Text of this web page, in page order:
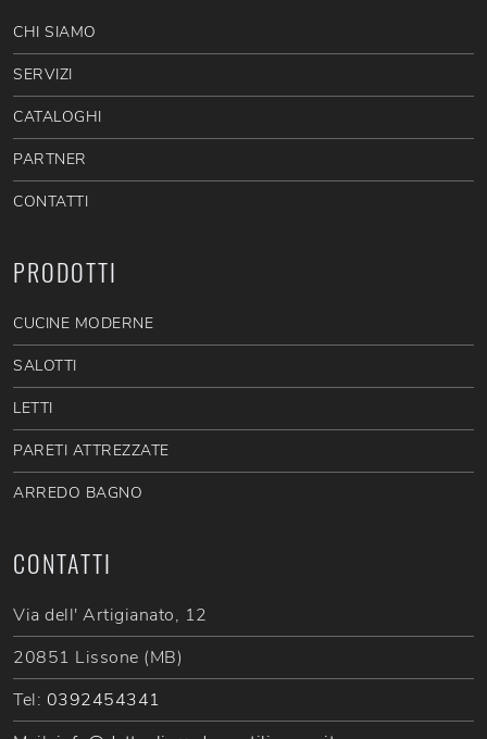
CHI SIAMO
SERVIZI
CATALOGHI
PARTNER
CONTATTI
PRODOTTI
CUCINE MODERNE
SALOTTI
LETTI
PARETI ATTREZZATE
ARREDO BAGNO
CONTATTI
Via dell' Artigianato, 12
20851 Lissone (MB)
Tel: 0392454341